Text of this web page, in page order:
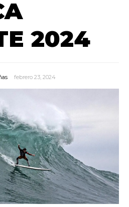
2024
febrero 23, 2024